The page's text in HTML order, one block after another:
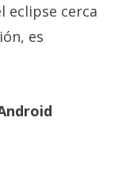
eclipse cerca
es